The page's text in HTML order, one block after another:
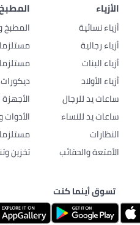
الأزياء
أزياء نسائية
أزياء رجالية
أزياء البنات
أزياء الأولاد
ساعات يد للرجال
ساعات يد للنساء
النظارات
الأمتعة والحقائب
المطبخ
الأجهزة
تخزين
تسوق أينما كنت